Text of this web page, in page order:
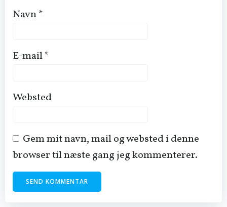
Navn*
E-mail*
Websted
Gem mit navn, mail og websted i denne
browser til næste gang jeg kommenterer.